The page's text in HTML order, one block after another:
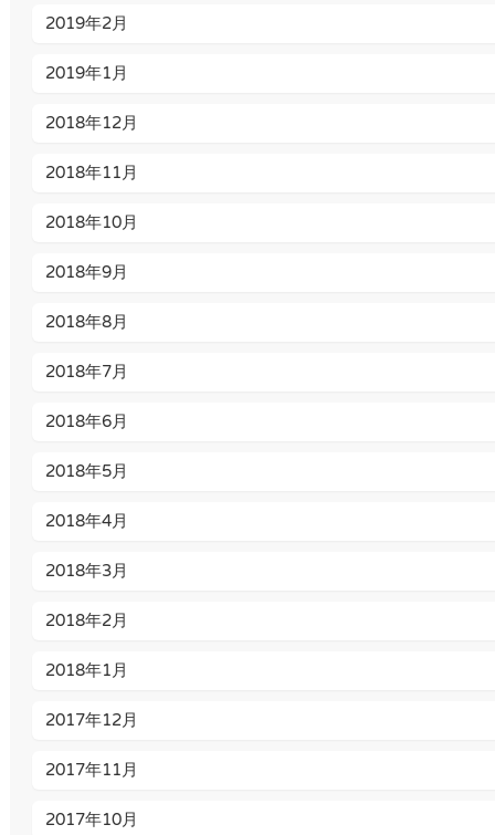
2019年2月
2019年1月
2018年12月
2018年11月
2018年10月
2018年9月
2018年8月
2018年7月
2018年6月
2018年5月
2018年4月
2018年3月
2018年2月
2018年1月
2017年12月
2017年11月
2017年10月